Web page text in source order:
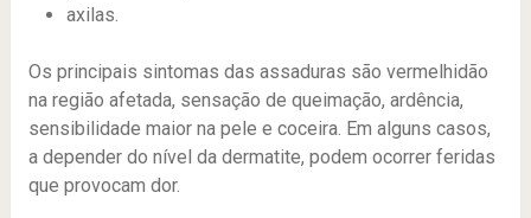
axilas.
Os principais sintomas das assaduras são vermelhidão
na região afetada, sensação de queimação, ardência,
sensibilidade maior na pele e coceira. Em alguns casos,
a depender do nível da dermatite, podem ocorrer feridas
que provocam dor.